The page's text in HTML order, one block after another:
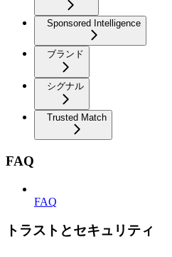
Sponsored Intelligence
ブランド
シグナル
Trusted Match
FAQ
FAQ
トラストとセキュリティ